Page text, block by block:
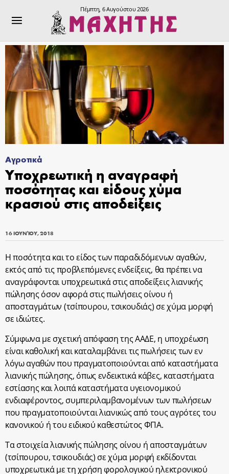
Πέμπτη, 6 Αυγούστου 2026
Αγροτικά
Υποχρεωτική η αναγραφή
ποσότητας και είδους χύμα
κρασιού στις αποδείξεις
16 ΙΟΥΝΊΟΥ, 2018
Η ποσότητα και το είδος των παραδιδόμενων αγαθών,
εκτός από τις προβλεπόμενες ενδείξεις, θα πρέπει να
αναγράφονται υποχρεωτικά στις αποδείξεις λιανικής
πώλησης όσον αφορά στις πωλήσεις οίνου ή
αποσταγμάτων (τσίπουρου, τσικουδιάς) σε χύμα μορφή
σε ιδιώτες.
Σύμφωνα με σχετική απόφαση της ΑΑΔΕ, η υποχρέωση
είναι καθολική και καταλαμβάνει τις πωλήσεις των εν
λόγω αγαθών που πραγματοποιούνται από καταστήματα
λιανικής πώλησης, όπως ενδεικτικά κάβες, καταστήματα
εστίασης και λοιπά καταστήματα υγειονομικού
ενδιαφέροντος, συμπεριλαμβανομένων των πωλήσεων
που πραγματοποιούνται λιανικώς από τους αγρότες του
κανονικού ή του ειδικού καθεστώτος ΦΠΑ.
Τα στοιχεία λιανικής πώλησης οίνου ή αποσταγμάτων
(τσίπουρου, τσικουδιάς) σε χύμα μορφή εκδίδονται
υποχρεωτικά με τη χρήση φορολογικού ηλεκτρονικού